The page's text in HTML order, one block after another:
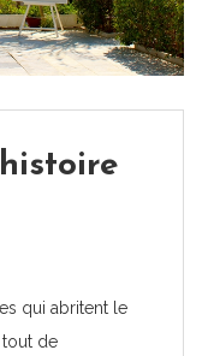
qui abritent le
de